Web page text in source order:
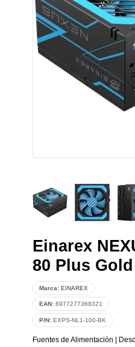
Einarex
80 Plus
Marca: EINAREX
EAN: 6977277368321
P/N: EXPS-NL1-100-BK
Fuentes de Alimentación